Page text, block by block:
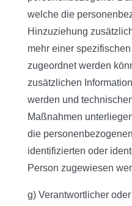
welche die
Hinzuziehung
mehr einer
zugeordnet werden
zusätzlichen
werden und
Maßnahmen
die
identifizierten oder
Person zugewiesen
g) Verantwortlicher